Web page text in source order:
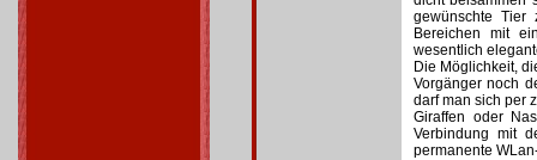
gewünschte Tier
Bereichen mit
wesentlich
Die Möglichkeit,
Vorgänger noch
darf man sich per
Giraffen oder
Verbindung mit
permanente